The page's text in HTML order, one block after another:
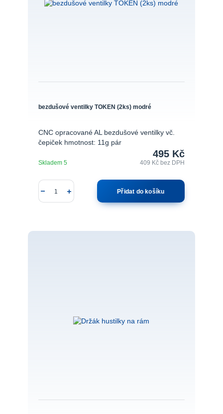
bezdušové ventilky TOKEN (2ks) modré
CNC opracované AL bezdušové ventilky vč.
čepiček hmotnost: 11g pár
495 Kč
409 Kčbez DPH
Skladem 5
Přidat do košíku